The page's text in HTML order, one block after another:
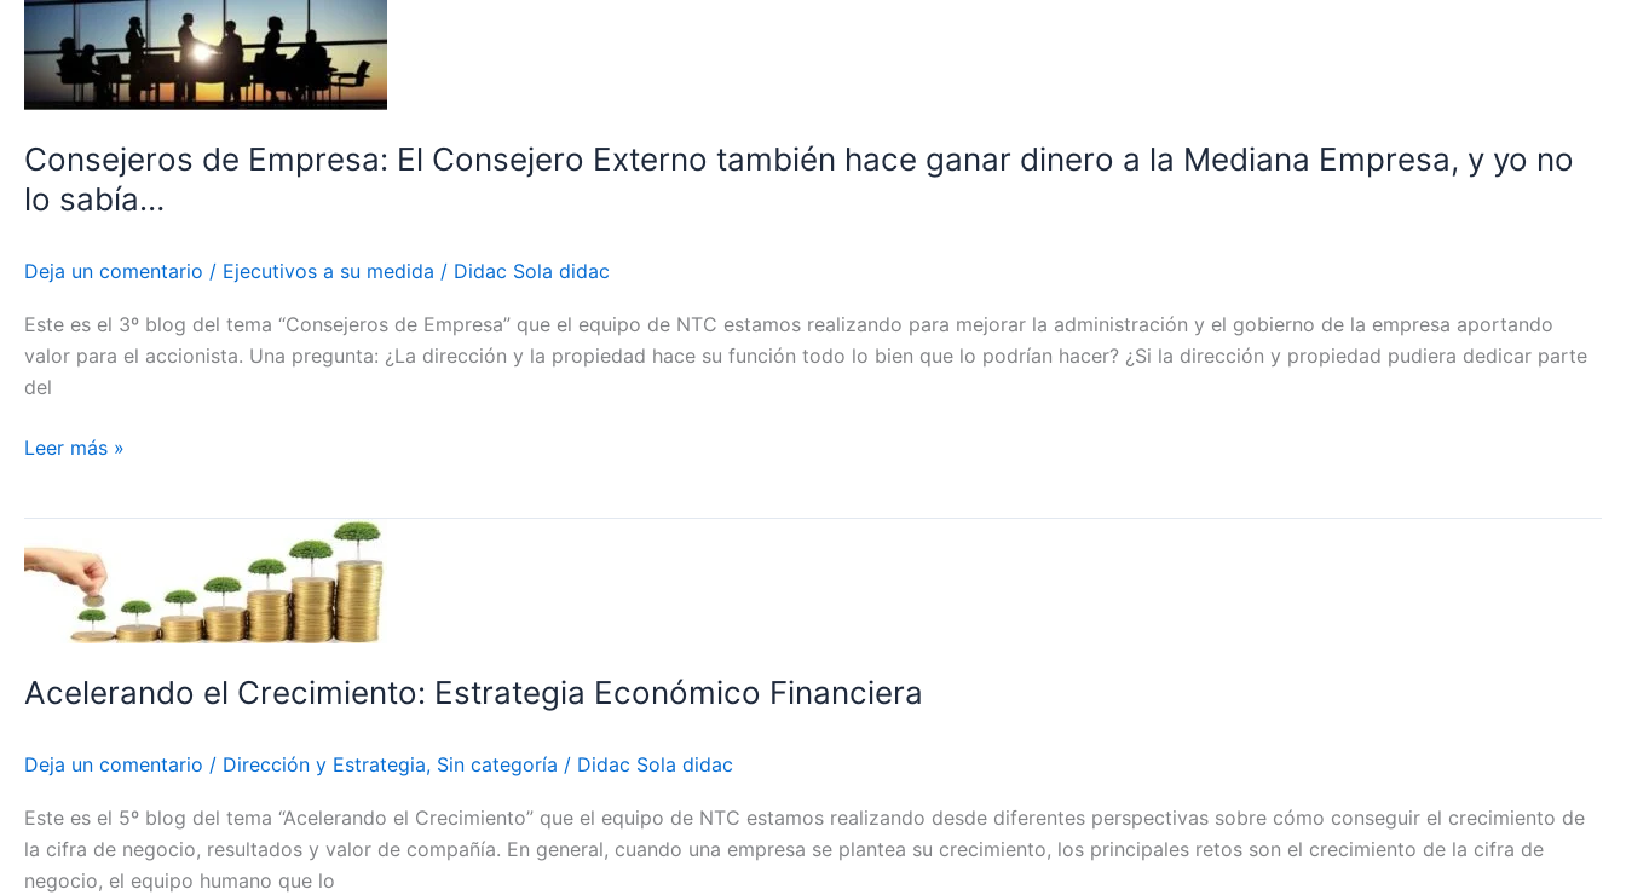
Consejeros de Empresa: El Consejero Externo también hace ganar dinero a la Mediana Empresa, y yo no
lo sabía…
Deja un comentario / Ejecutivos a su medida / Didac Sola didac
Este es el 3º blog del tema “Consejeros de Empresa” que el equipo de NTC estamos realizando para mejorar la administración y el gobierno de la empresa aportando
valor para el accionista. Una pregunta: ¿La dirección y la propiedad hace su función todo lo bien que lo podrían hacer? ¿Si la dirección y propiedad pudiera dedicar parte
del
Consejeros
de
Empresa:
El
Externo
también
ganar
a
la
Mediana
y
no
lo
sabía…
Leer más »
Acelerando el Crecimiento: Estrategia Económico Financiera
Deja un comentario / Dirección y Estrategia, Sin categoría / Didac Sola didac
Este es el 5º blog del tema “Acelerando el Crecimiento” que el equipo de NTC estamos realizando desde diferentes perspectivas sobre cómo conseguir el crecimiento de
la cifra de negocio, resultados y valor de compañía. En general, cuando una empresa se plantea su crecimiento, los principales retos son el crecimiento de la cifra de
negocio, el equipo humano que lo
el
Crecimiento:
Estrategia
Financiera